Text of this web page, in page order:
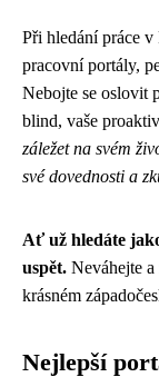
Při hledání práce v
pracovní portály,
Nebojte se oslovit
blind, vaše
záležet na svém
své dovednosti a
Ať už hledáte
uspět. Neváhejte
krásném
Nejlepší